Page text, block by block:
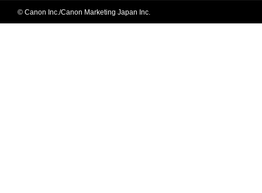
© Canon Inc./Canon Marketing Japan Inc.